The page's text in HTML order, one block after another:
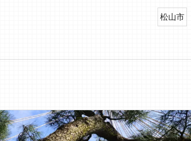
松山市